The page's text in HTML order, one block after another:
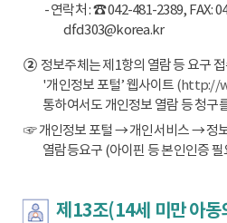
- 연락처 : ☎ 042-481-2389, FAX:
dfd303@korea.kr
②정보주체는 제1항의 열람 등 요구
'개인정보 포털’ 웹사이트 (http://
통하여서도 개인정보 열람 등 청구
☞ 개인정보 포털 → 개인서비스 → 정
열람등요구 (아이핀 등 본인인증 필
제13조(14세 미만 아동